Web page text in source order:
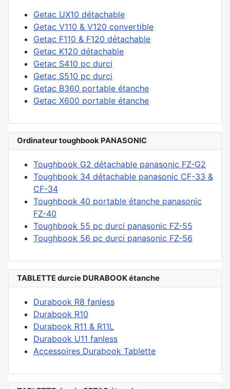
Getac UX10 détachable
Getac V110 & V120 convertible
Getac F110 & F120 détachable
Getac K120 détachable
Getac S410 pc durci
Getac S510 pc durci
Getac B360 portable étanche
Getac X600 portable étanche
Ordinateur toughbook PANASONIC
Toughbook G2 détachable panasonic FZ-G2
Toughbook 34 détachable panasonic CF-33 &
CF-34
Toughbook 40 portable étanche panasonic
FZ-40
Toughbook 55 pc durci panasonic FZ-55
Toughbook 56 pc durci panasonic FZ-56
TABLETTE durcie DURABOOK étanche
Durabook R8 fanless
Durabook R10
Durabook R11 & R11L
Durabook U11 fanless
Accessoires Durabook Tablette